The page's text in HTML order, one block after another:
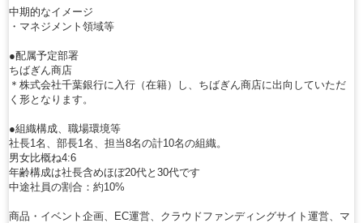
中期的なイメージ
・マネジメント領域等
●配属予定部署
ちばぎん商店
＊株式会社千葉銀行に入行（在籍）し、ちばぎん商店に出向していただ
く形となります。
●組織構成、職場環境等
社長1名、部長1名、担当8名の計10名の組織。
男女比概ね4:6
年齢構成は社長含めほぼ20代と30代です
中途社員の割合：約10%
商品・イベント企画、EC運営、クラウドファンディングサイト運営、マ